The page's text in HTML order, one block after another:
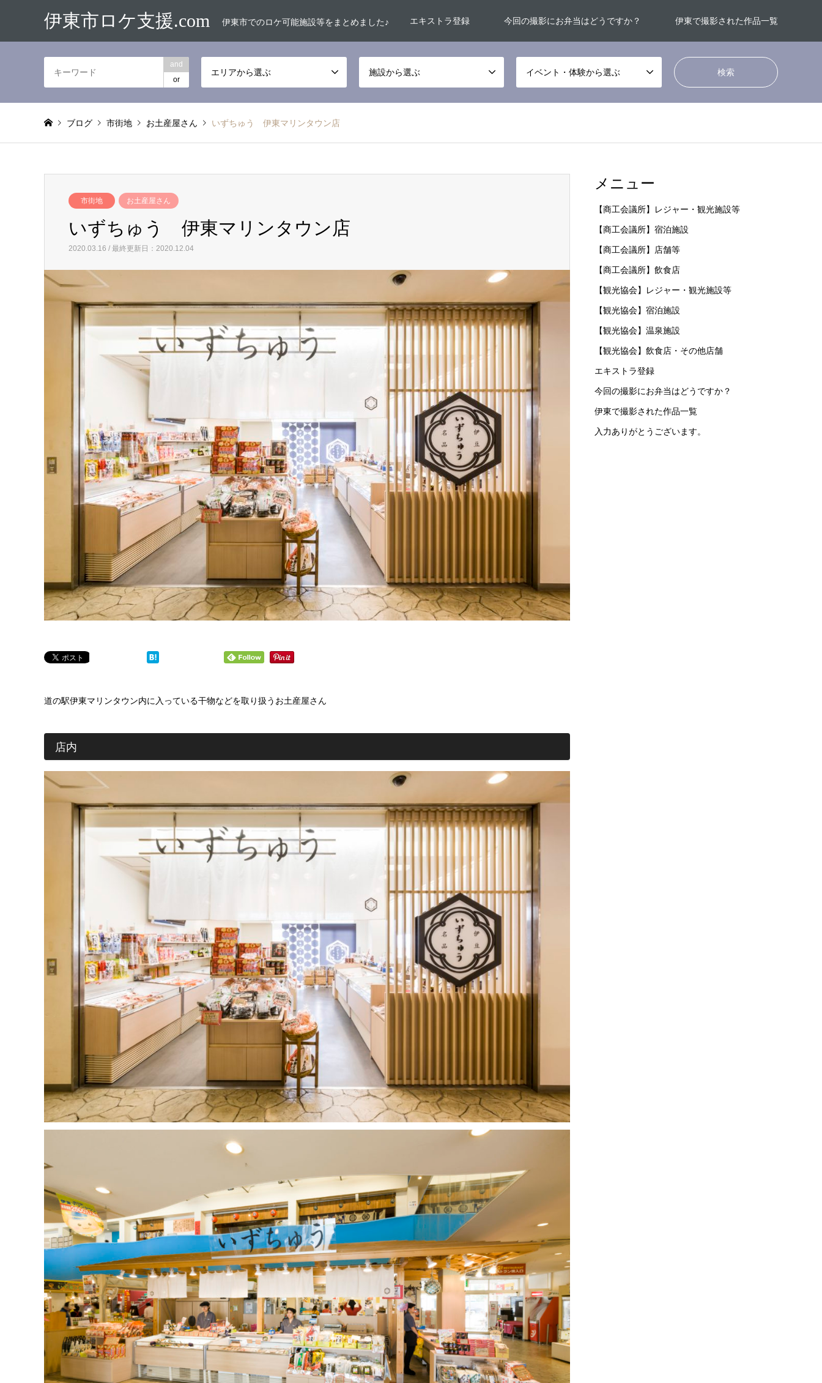
伊東市ロケ支援.com 伊東市でのロケ可能施設等をまとめました♪ エキストラ登録 今回の撮影にお弁当はどうですか？ 伊東で撮影された作品一覧
and
or
エリアから選ぶ 施設から選ぶ イベント・体験から選ぶ
ブログ 市街地 お土産屋さん いずちゅう 伊東マリンタウン店
市街地 お土産屋さん
いずちゅう 伊東マリンタウン店
2020.03.16 / 最終更新日：2020.12.04
道の駅伊東マリンタウン内に入っている干物などを取り扱うお土産屋さん
店内
メニュー
【商工会議所】レジャー・観光施設等
【商工会議所】宿泊施設
【商工会議所】店舗等
【商工会議所】飲食店
【観光協会】レジャー・観光施設等
【観光協会】宿泊施設
【観光協会】温泉施設
【観光協会】飲食店・その他店舗
エキストラ登録
今回の撮影にお弁当はどうですか？
伊東で撮影された作品一覧
入力ありがとうございます。